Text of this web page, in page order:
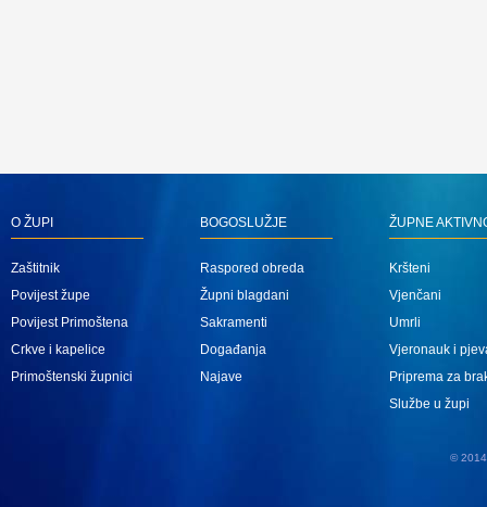
O ŽUPI
Zaštitnik
Povijest župe
Povijest Primoštena
Crkve i kapelice
Primoštenski župnici
BOGOSLUŽJE
Raspored obreda
Župni blagdani
Sakramenti
Događanja
Najave
ŽUPNE
Kršteni
Vjenčani
Umrli
Vjeronauk i
Priprema za
Službe u župi
© 2014